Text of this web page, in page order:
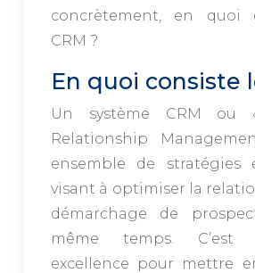
concrètement, en quoi
CRM ?
En quoi consiste
Un système CRM ou
Relationship
ensemble de stratégies
visant à optimiser la
démarchage de
même temps. C’est
excellence pour mettre